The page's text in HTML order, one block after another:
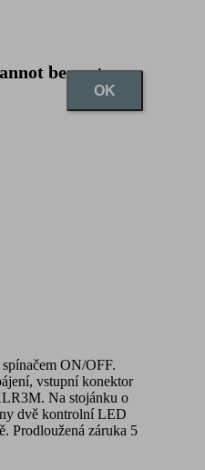
be sent
OK
ON/OFF.
vstupní konektor
Na stojánku o
dvě kontrolní LED
Prodloužená záruka 5